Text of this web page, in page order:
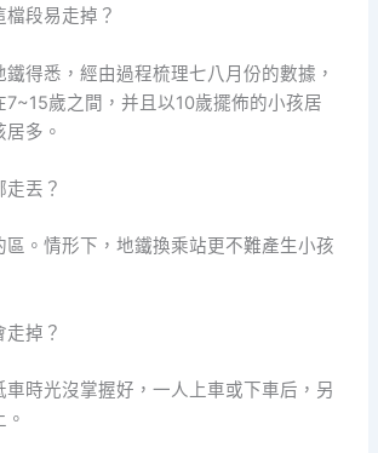
檔段易走掉？
悉，經由過程梳理七八月份的數據，
7~15歲之間，并且以10歲擺佈的小孩居
多。
丟？
。情形下，地鐵換乘站更不難產生小孩
掉？
時光沒掌握好，一人上車或下車后，另